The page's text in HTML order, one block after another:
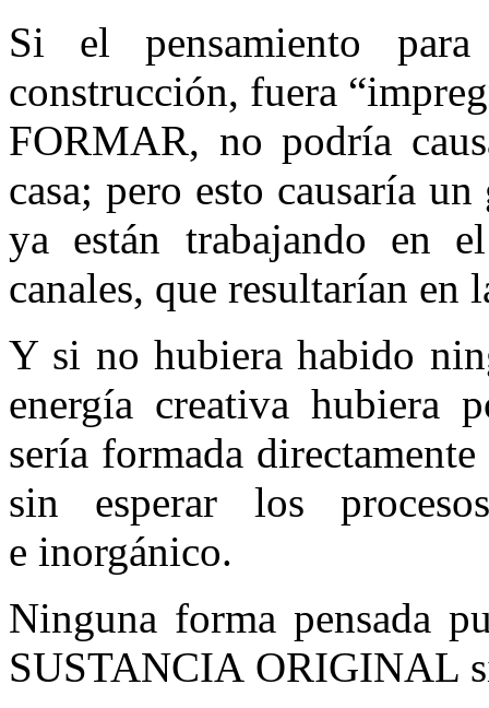
Si el pensamiento
construcción, fuera
FORMAR, no podría
casa; pero esto causaría
ya están trabajando en
canales, que resultarían en
Y si no hubiera habido
energía creativa hubiera
sería formada
sin esperar los
e inorgánico.
Ninguna forma pensada
SUSTANCIA ORIGINAL